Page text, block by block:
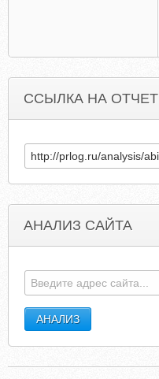
ССЫЛКА НА ОТЧЕТ
АНАЛИЗ САЙТА